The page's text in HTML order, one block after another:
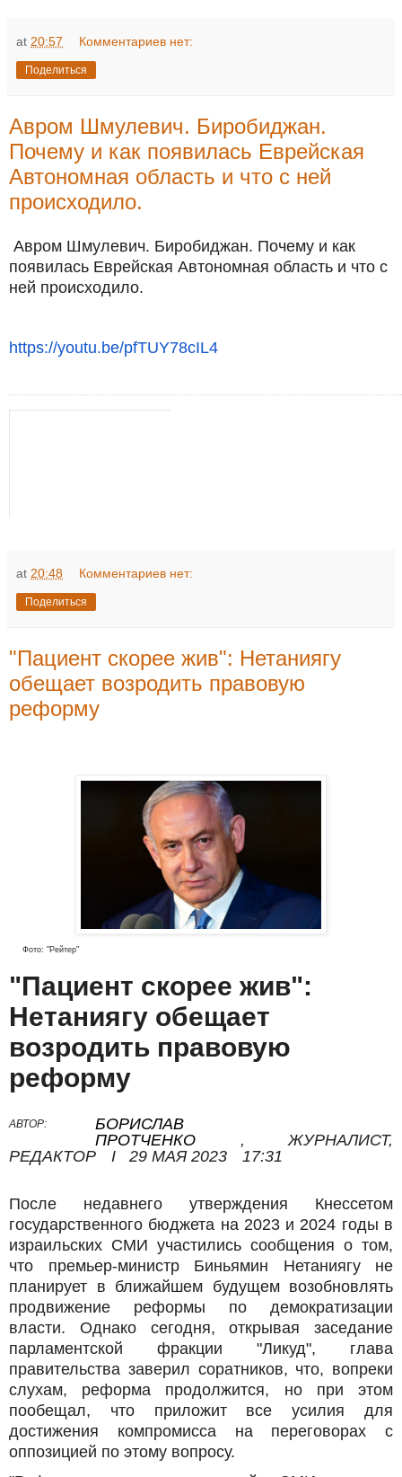
at 20:57 Комментариев нет:
Поделиться
Авром Шмулевич. Биробиджан.
Почему и как появилась Еврейская
Автономная область и что с ней
происходило.
Авром Шмулевич. Биробиджан. Почему и как
появилась Еврейская Автономная область и что с
ней происходило.
https://youtu.be/pfTUY78cIL4
Авром Шмулевич. Биробиджан. Почему и как появилась
at 20:48 Комментариев нет:
Поделиться
"Пациент скорее жив": Нетаниягу
обещает возродить правовую
реформу
Фото: "Рейтер"
"Пациент скорее жив":
Нетаниягу обещает
возродить правовую
реформу
АВТОР:
БОРИСЛАВ
ПРОТЧЕНКО
,
ЖУРНАЛИСТ,
РЕДАКТОР
I 29 МАЯ 2023 17:31
После недавнего утверждения Кнессетом
государственного бюджета на 2023 и 2024 годы в
израильских СМИ участились сообщения о том,
что премьер-министр Биньямин Нетаниягу не
планирует в ближайшем будущем возобновлять
продвижение реформы по демократизации
власти. Однако сегодня, открывая заседание
парламентской фракции "Ликуд", глава
правительства заверил соратников, что, вопреки
слухам, реформа продолжится, но при этом
пообещал, что приложит все усилия для
достижения компромисса на переговорах с
оппозицией по этому вопросу.